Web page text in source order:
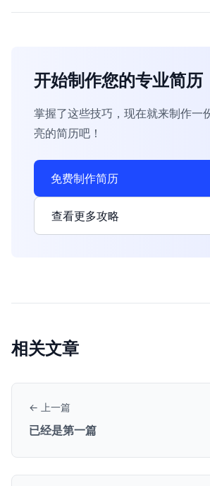
开始制作您的专业简历
掌握了这些技巧，现在就来制作一
亮的简历吧！
免费制作简历
查看更多攻略
相关文章
← 上一篇
已经是第一篇